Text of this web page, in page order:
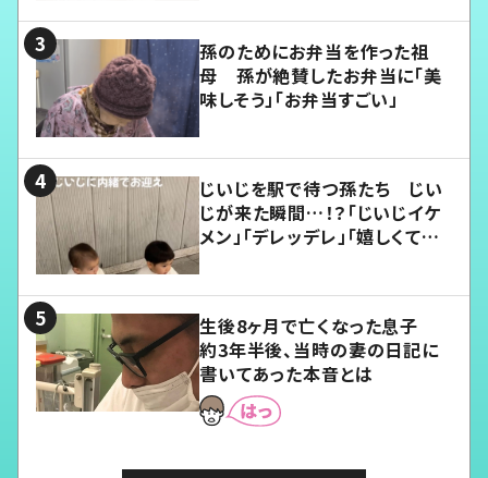
孫のためにお弁当を作った祖
母 孫が絶賛したお弁当に「美
味しそう」「お弁当すごい」
じいじを駅で待つ孫たち じい
じが来た瞬間…！？「じいじイケ
メン」「デレッデレ」「嬉しくて可
生後8ヶ月で亡くなった息子
約3年半後、当時の妻の日記に
書いてあった本音とは